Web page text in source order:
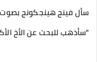
سأل فينج هينجكونج بصوت
"سأذهب للبحث عن الأخ